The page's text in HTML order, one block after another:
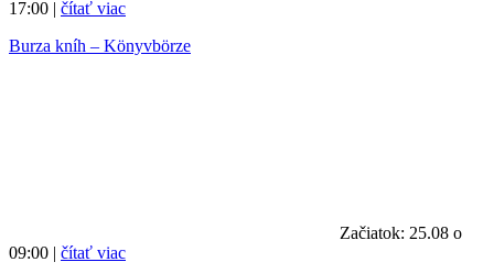
17:00 | čítať viac
Burza kníh – Könyvbörze
Začiatok: 25.08 o
09:00 | čítať viac